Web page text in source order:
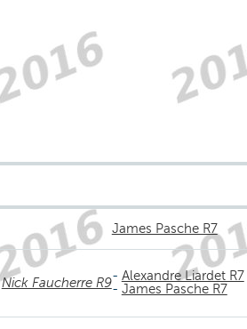
James Pasche R7
Nick Faucherre R9- Alexandre Liardet R7
- James Pasche R7